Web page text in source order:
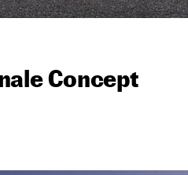
Concept